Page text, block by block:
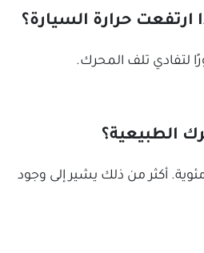
ارتفعت حرارة السيارة؟
لتفادي تلف المحرك.
الطبيعية؟
90 إلى 105 درجة مئوية. أكثر من ذلك يشير إلى وجود